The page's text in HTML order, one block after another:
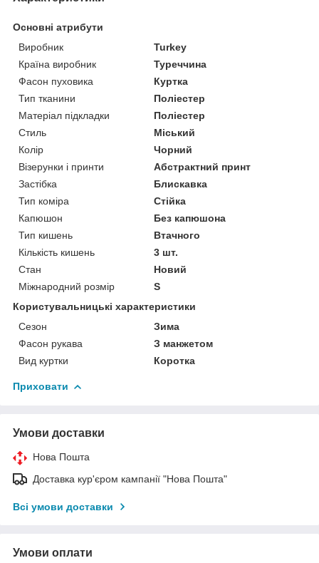
Основні атрибути
Виробник
Turkey
Країна виробник
Туреччина
Фасон пуховика
Куртка
Тип тканини
Поліестер
Матеріал підкладки
Поліестер
Стиль
Міський
Колір
Чорний
Візерунки і принти
Абстрактний принт
Застібка
Блискавка
Тип коміра
Стійка
Капюшон
Без капюшона
Тип кишень
Втачного
Кількість кишень
3 шт.
Стан
Новий
Міжнародний розмір
S
Користувальницькі характеристики
Сезон
Зима
Фасон рукава
З манжетом
Вид куртки
Коротка
Приховати
Умови доставки
Нова Пошта
Доставка кур'єром кампанії "Нова Пошта"
Всі умови доставки
Умови оплати